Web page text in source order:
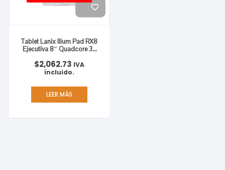
Tablet Lanix Ilium Pad RX8
Ejecutiva 8″ Quadcore 32
Go Color Gris
$2,062.73 IVA
incluido.
LEER MÁS